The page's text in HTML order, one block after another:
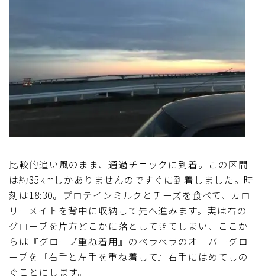
比較的追い風のまま、通過チェックに到着。この区間
は約35kmしかありませんのですぐに到着しました。時
刻は18:30。プロテインミルクとチーズを食べて、カロ
リーメイトを背中に収納して先へ進みます。実は右の
グローブを片方どこかに落としてきてしまい、ここか
らは『グローブ重ね着用』のペラペラのオーバーグロ
ーブを『右手と左手を重ね着して』右手にはめてしの
ぐことにします。